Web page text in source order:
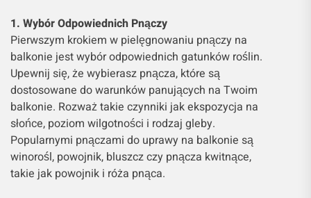
1. Wybór Odpowiednich Pnączy
Pierwszym krokiem w pielęgnowaniu pnączy na
balkonie jest wybór odpowiednich gatunków roślin.
Upewnij się, że wybierasz pnącza, które są
dostosowane do warunków panujących na Twoim
balkonie. Rozważ takie czynniki jak ekspozycja na
słońce, poziom wilgotności i rodzaj gleby.
Popularnymi pnączami do uprawy na balkonie są
winorośl, powojnik, bluszcz czy pnącza kwitnące,
takie jak powojnik i róża pnąca.